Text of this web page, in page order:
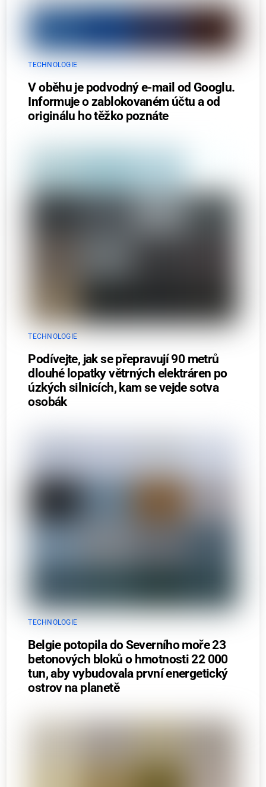
TECHNOLOGIE
V oběhu je podvodný e-mail od Googlu.
Informuje o zablokovaném účtu a od
originálu ho těžko poznáte
TECHNOLOGIE
Podívejte, jak se přepravují 90 metrů
dlouhé lopatky větrných elektráren po
úzkých silnicích, kam se vejde sotva
osobák
TECHNOLOGIE
Belgie potopila do Severního moře 23
betonových bloků o hmotnosti 22 000
tun, aby vybudovala první energetický
ostrov na planetě